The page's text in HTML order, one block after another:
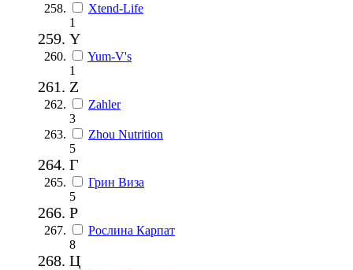
Xtend-Life
1
Y
Yum-V's
1
Z
Zahler
3
Zhou Nutrition
5
Г
Грин Виза
5
Р
Рослина Карпат
8
Ц